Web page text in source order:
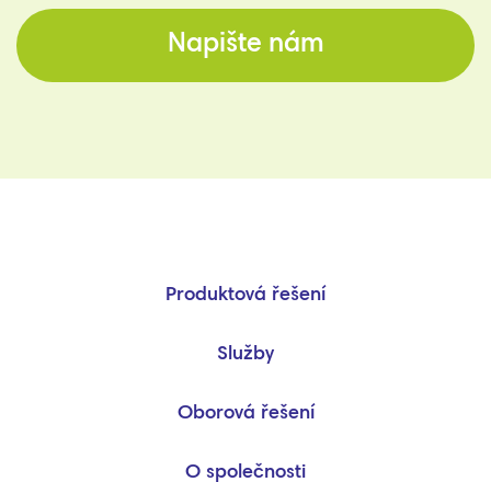
Napište nám
Produktová řešení
Služby
Oborová řešení
O společnosti